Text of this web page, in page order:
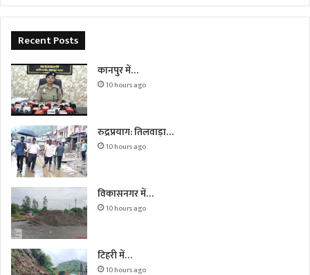
Recent Posts
कानपुर में…
10 hours ago
रुद्रप्रयाग: तिलवाड़ा…
10 hours ago
विकासनगर में…
10 hours ago
टिहरी में…
10 hours ago